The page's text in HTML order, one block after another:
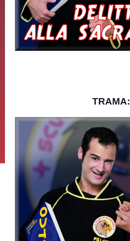
TRAMA: